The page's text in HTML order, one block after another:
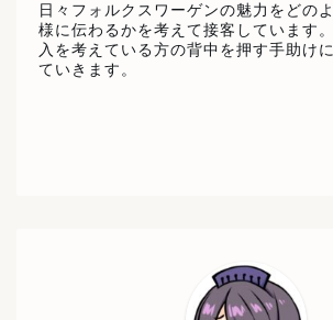
日々フォルクスワーゲンの魅力をどの
様に伝わるかを考えて接客しています
入を考えている方の背中を押す手助け
ていきます。